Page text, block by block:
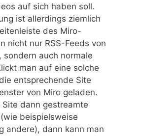
auf sich haben soll.
ist allerdings ziemlich
des Miro-
nicht nur RSS-Feeds von
auch normale
man auf eine solche
entsprechende Site
von Miro geladen.
dann gestreamte
beispielsweise
andere), dann kann man